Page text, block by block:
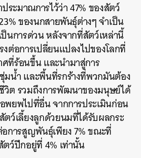
ระมาณการไว้ว่า 47% ของสัตว์
ของนกสายพันธ์ุต่างๆ จำเป็น
นการด่วน หลังจากที่สัตว์เหล่านี้
ต่อการเปลี่ยนแปลงไปของโลกที่
ที่ร้อนขึ้น และนำมาสู่การ
น้ำ และพื้นที่รกร้างที่พวกมันต้อง
วิต รวมถึงการพัฒนาของมนุษย์ได้
พยพไปที่อื่น จากการประเมินก่อน
ว์เลี้ยงลูกด้วยนมที่ได้รับผลกระ
การสูญพันธ์ุเพียง 7% ขณะที่
ว์ปีกอยู่ที่ 4% เท่านั้น